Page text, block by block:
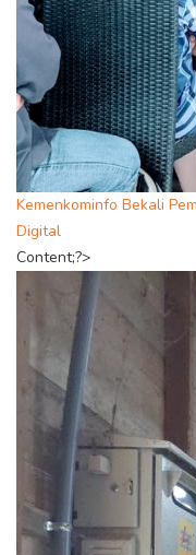
Kemenkominfo Bekali
Digital
Content;?>